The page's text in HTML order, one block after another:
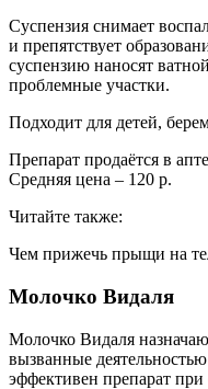
Суспензия снимает
и препятствует
суспензию наносят
проблемные участки.
Подходит для детей,
Препарат продаётся в
Средняя цена ‒ 120 р.
Читайте также:
Чем прижечь прыщи на
Молочко Видаля
Молочко Видаля
вызванные
эффективен препарат